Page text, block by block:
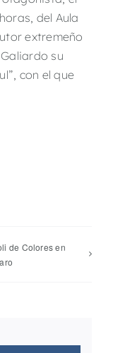
del Aula
extremeño
su
con el que
de Colores en